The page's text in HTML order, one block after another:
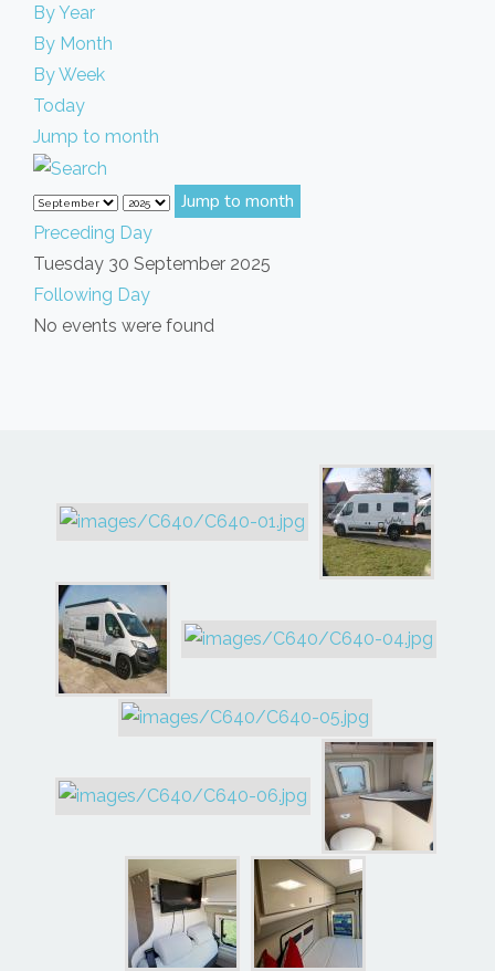
By Year
By Month
By Week
Today
Jump to month
Jump to month
Preceding Day
Tuesday 30 September 2025
Following Day
No events were found